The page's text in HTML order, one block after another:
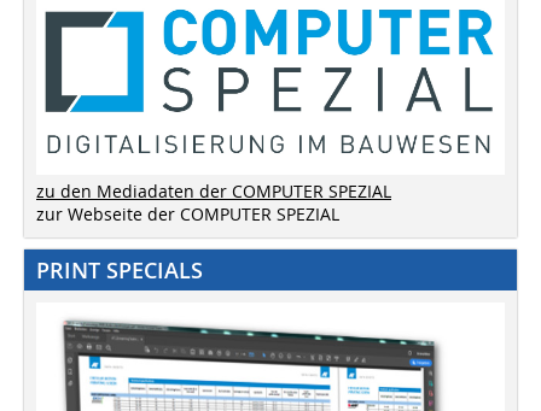
zu den Mediadaten der COMPUTER SPEZIAL
zur Webseite der COMPUTER SPEZIAL
PRINT SPECIALS